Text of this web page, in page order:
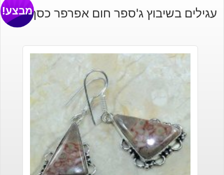
עגילים בשיבוץ ג'ספר חום אפרפר כסף 925מבצע!